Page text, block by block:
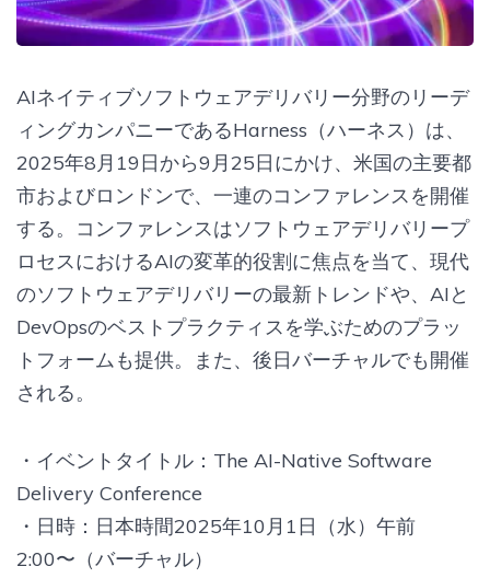
AIネイティブソフトウェアデリバリー分野のリーデ
ィングカンパニーであるHarness（ハーネス）は、
2025年8月19日から9月25日にかけ、米国の主要都
市およびロンドンで、一連のコンファレンスを開催
する。コンファレンスはソフトウェアデリバリープ
ロセスにおけるAIの変革的役割に焦点を当て、現代
のソフトウェアデリバリーの最新トレンドや、AIと
DevOpsのベストプラクティスを学ぶためのプラッ
トフォームも提供。また、後日バーチャルでも開催
される。
・イベントタイトル：The AI-Native Software
Delivery Conference
・日時：日本時間2025年10月1日（水）午前
2:00〜（バーチャル）